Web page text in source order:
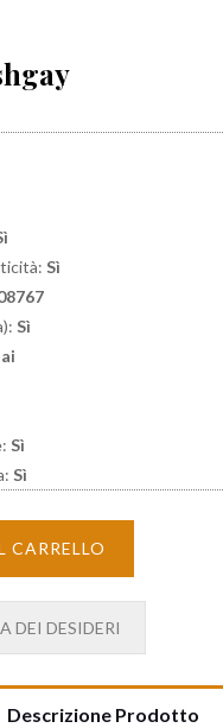
Sì
Sì
Sì
Sì
CARRELLO
DEI DESIDERI
Descrizione Prodotto